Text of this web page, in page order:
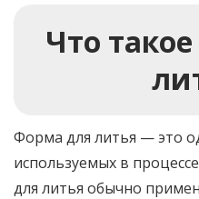
Что
Форма для литья — это
используемых в
для литья обычно